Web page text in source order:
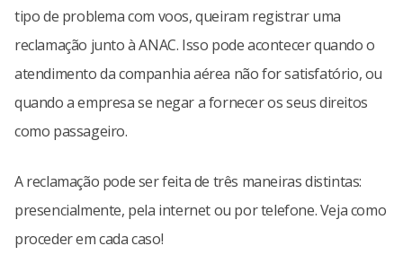
tipo de problema com voos, queiram registrar uma
reclamação junto à ANAC. Isso pode acontecer quando o
atendimento da companhia aérea não for satisfatório, ou
quando a empresa se negar a fornecer os seus direitos
como passageiro.
A reclamação pode ser feita de três maneiras distintas:
presencialmente, pela internet ou por telefone. Veja como
proceder em cada caso!